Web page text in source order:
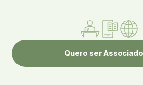
Quero ser Associado